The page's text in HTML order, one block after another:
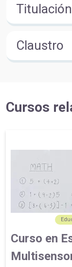
Titulación
Claustro
Cursos
Curso en